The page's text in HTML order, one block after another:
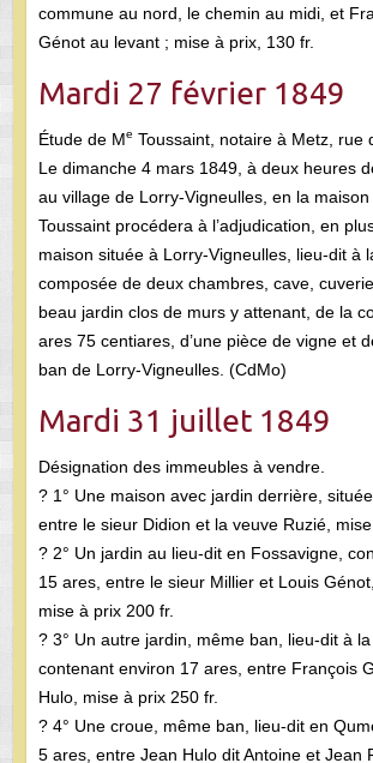
commune au nord, le chemin au midi, et
Génot au levant ; mise à prix, 130 fr.
Mardi 27 février 1849
Étude de Me Toussaint, notaire à Metz, rue
Le dimanche 4 mars 1849, à deux heures
au village de Lorry-Vigneulles, en la
Toussaint procédera à l’adjudication, en
maison située à Lorry-Vigneulles, lieu-dit à
composée de deux chambres, cave,
beau jardin clos de murs y attenant, de la
ares 75 centiares, d’une pièce de vigne et
ban de Lorry-Vigneulles. (CdMo)
Mardi 31 juillet 1849
Désignation des immeubles à vendre.
? 1° Une maison avec jardin derrière,
entre le sieur Didion et la veuve Ruzié,
? 2° Un jardin au lieu-dit en Fossavigne,
15 ares, entre le sieur Millier et Louis
mise à prix 200 fr.
? 3° Un autre jardin, même ban, lieu-dit à la
contenant environ 17 ares, entre François
Hulo, mise à prix 250 fr.
? 4° Une croue, même ban, lieu-dit en
5 ares, entre Jean Hulo dit Antoine et Jean